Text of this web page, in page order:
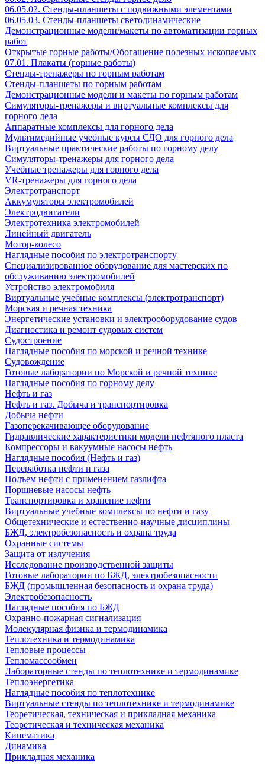
06.05.02. Стенды-планшеты с подвижными элементами
06.05.03. Стенды-планшеты светодинамические
Демонстрационные модели/макеты по автоматизации горных
работ
Открытые горные работы/Обогащение полезных ископаемых
07.01. Плакаты (горные работы)
Стенды-тренажеры по горным работам
Стенды-планшеты по горным работам
Демонстрационные модели и макеты по горным работам
Симуляторы-тренажеры и виртуальные комплексы для
горного дела
Аппаратные комплексы для горного дела
Мультимедийные учебные курсы СДО для горного дела
Виртуальные практические работы по горному делу
Симуляторы-тренажеры для горного дела
Учебные тренажеры для горного дела
VR-тренажеры для горного дела
Электротранспорт
Аккумуляторы электромобилей
Электродвигатели
Электротехника электромобилей
Линейный двигатель
Мотор-колесо
Наглядные пособия по электротранспорту
Специализированное оборудование для мастерских по
обслуживанию электромобилей
Устройство электромобиля
Виртуальные учебные комплексы (электротранспорт)
Морская и речная техника
Энергетические установки и электрооборудование судов
Диагностика и ремонт судовых систем
Судостроение
Наглядные пособия по морской и речной технике
Судовождение
Готовые лаборатории по Морской и речной технике
Наглядные пособия по горному делу
Нефть и газ
Нефть и газ. Добыча и транспортировка
Добыча нефти
Газоперекачивающее оборудование
Гидравлические характеристики модели нефтяного пласта
Компрессоры и вакуумные насосы нефть
Наглядные пособия (Нефть и газ)
Переработка нефти и газа
Подъем нефти с применением газлифта
Поршневые насосы нефть
Транспортировка и хранение нефти
Виртуальные учебные комплексы по нефти и газу
Общетехнические и естественно-научные дисциплины
БЖД, электробезопасность и охрана труда
Охранные системы
Защита от излучения
Исследование производственной защиты
Готовые лаборатории по БЖД, электробезопасности
БЖД (промышленная безопасность и охрана труда)
Электробезопасность
Наглядные пособия по БЖД
Охранно-пожарная сигнализация
Молекулярная физика и термодинамика
Теплотехника и термодинамика
Тепловые процессы
Тепломассообмен
Лабораторные стенды по теплотехнике и термодинамике
Теплоэнергетика
Наглядные пособия по теплотехнике
Виртуальные стенды по теплотехнике и термодинамике
Теоретическая, техническая и прикладная механика
Теоретическая и техническая механика
Кинематика
Динамика
Прикладная механика